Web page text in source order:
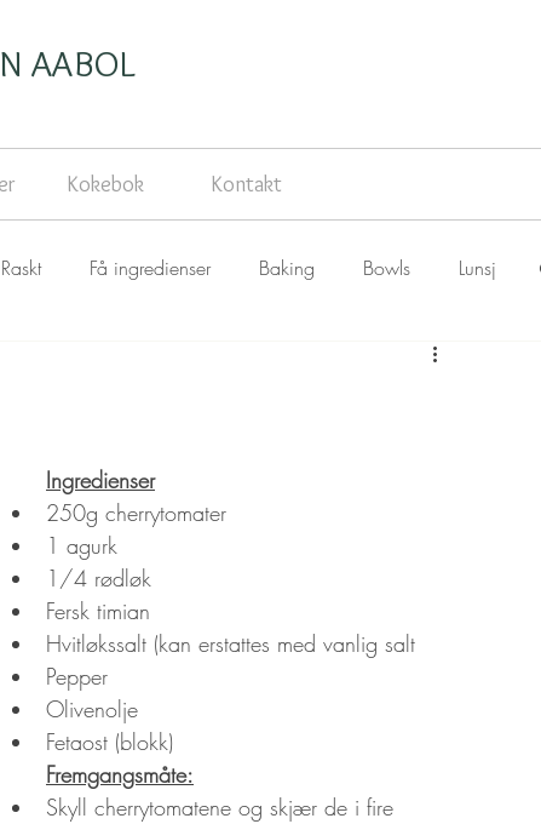
AABOL
Raskt Få ingredienser Baking Bowls Lunsj
Ingredienser
250g cherrytomater
1 agurk
1/4 rødløk
Fersk timian
Hvitløkssalt (kan erstattes med vanlig salt
Pepper
Olivenolje
Fetaost (blokk)
Fremgangsmåte:
Skyll cherrytomatene og skjær de i fire
Kokebok Kontakt